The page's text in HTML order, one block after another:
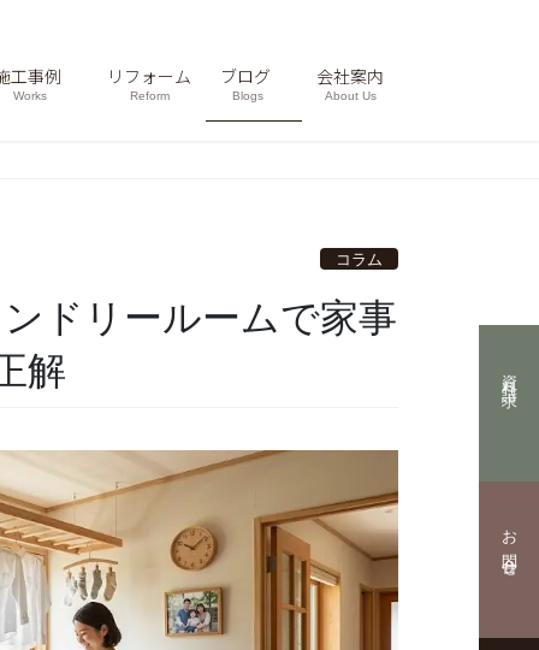
工事例
Works
リフォーム
Reform
ブログ
Blogs
会社案内
About Us
コラム
解 資料請求
お問合せ